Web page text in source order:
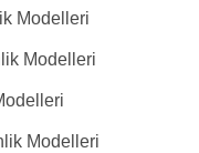
Modelleri
Modelleri
Modelleri